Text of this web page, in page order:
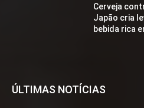
Cerveja
Japão cria
bebida rica
ÚLTIMAS NOTÍCIAS